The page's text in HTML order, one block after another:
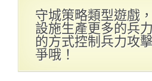
守城策略類型遊戲
設施生產更多的兵
的方式控制兵力攻
爭哦！